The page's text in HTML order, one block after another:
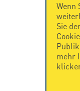
Wenn
Sie
mehr